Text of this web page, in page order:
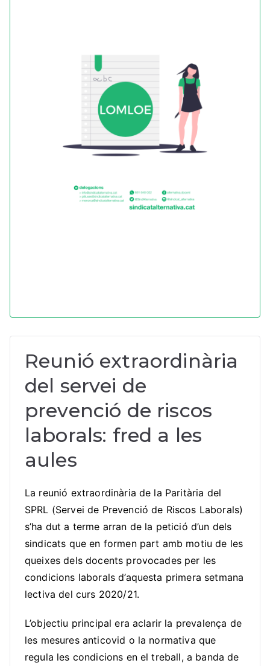
Reunió extraordinària
del servei de
prevenció de riscos
laborals: fred a les
aules
La reunió extraordinària de la Paritària del
SPRL (Servei de Prevenció de Riscos Laborals)
s’ha dut a terme arran de la petició d’un dels
sindicats que en formen part amb motiu de les
queixes dels docents provocades per les
condicions laborals d’aquesta primera setmana
lectiva del curs 2020/21.
L’objectiu principal era aclarir la prevalença de
les mesures anticovid o la normativa que
regula les condicions en el treball, a banda de